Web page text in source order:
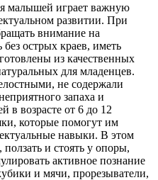
малышей играет важную
развитии. При
внимание на
острых краев, иметь
из качественных
для младенцев.
не содержали
запаха и
в возрасте от 6 до 12
которые помогут им
навыки. В этом
ползать и стоять у опоры,
активное познание
и мячи, прорезыватели,